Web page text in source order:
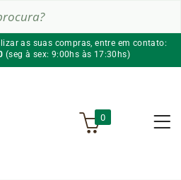
as suas compras, entre em contato:
(seg à sex: 9:00hs às 17:30hs)
0